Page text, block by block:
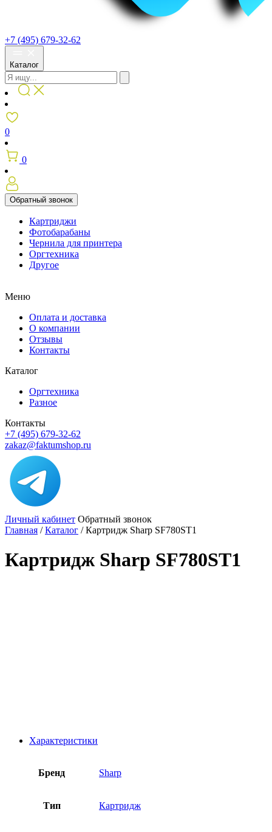
+7 (495) 679-32-62
Каталог
0
0
Обратный звонок
Картриджи
Фотобарабаны
Чернила для принтера
Оргтехника
Другое
Меню
Оплата и доставка
О компании
Отзывы
Контакты
Каталог
Оргтехника
Разное
Контакты
+7 (495) 679-32-62
zakaz@faktumshop.ru
Личный кабинет Обратный звонок
Главная /Каталог /Картридж Sharp SF780ST1
Картридж Sharp SF780ST1
Характеристики
Бренд Sharp
Тип Картридж